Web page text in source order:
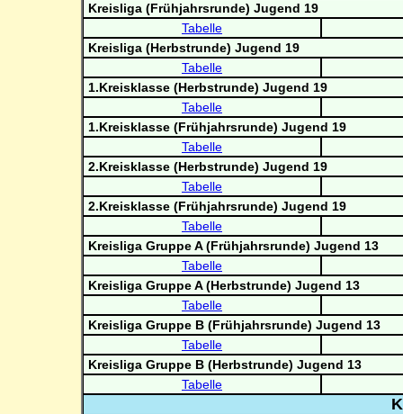
Kreisliga (Frühjahrsrunde) Jugend 19
Tabelle
Kreisliga (Herbstrunde) Jugend 19
Tabelle
1.Kreisklasse (Herbstrunde) Jugend 19
Tabelle
1.Kreisklasse (Frühjahrsrunde) Jugend 19
Tabelle
2.Kreisklasse (Herbstrunde) Jugend 19
Tabelle
2.Kreisklasse (Frühjahrsrunde) Jugend 19
Tabelle
Kreisliga Gruppe A (Frühjahrsrunde) Jugend 13
Tabelle
Kreisliga Gruppe A (Herbstrunde) Jugend 13
Tabelle
Kreisliga Gruppe B (Frühjahrsrunde) Jugend 13
Tabelle
Kreisliga Gruppe B (Herbstrunde) Jugend 13
Tabelle